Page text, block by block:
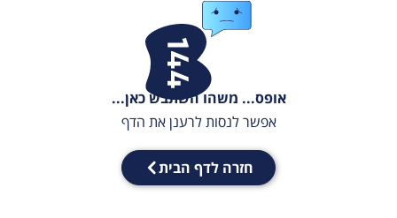
אופס... משהו השתבש כאן...
אפשר לנסות לרענן את הדף
חזרה לדף הבית